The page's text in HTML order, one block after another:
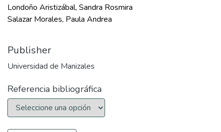
Londoño Aristizábal, Sandra Rosmira
Salazar Morales, Paula Andrea
Publisher
Universidad de Manizales
Referencia bibliográfica